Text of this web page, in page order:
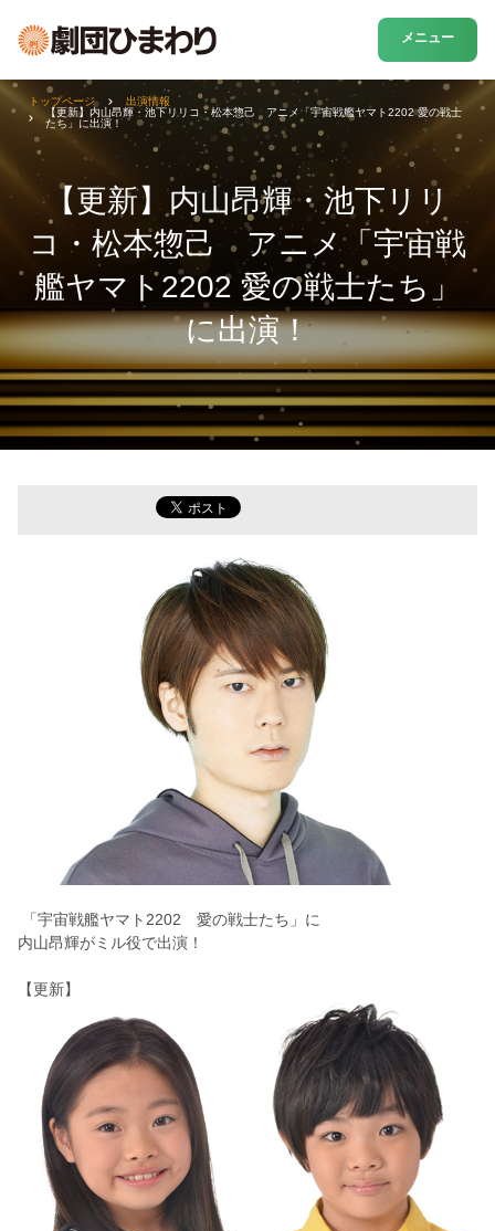
メニュー
【更新】内山昂輝・池下リリ
コ・松本惣己 アニメ「宇宙戦
艦ヤマト2202 愛の戦士たち」
に出演！
トップページ
出演情報
【更新】内山昂輝・池下リリコ・松本惣己 アニメ「宇宙戦艦ヤマト2202 愛の戦士
たち」に出演！
「宇宙戦艦ヤマト2202 愛の戦士たち」に
内山昂輝がミル役で出演！
【更新】